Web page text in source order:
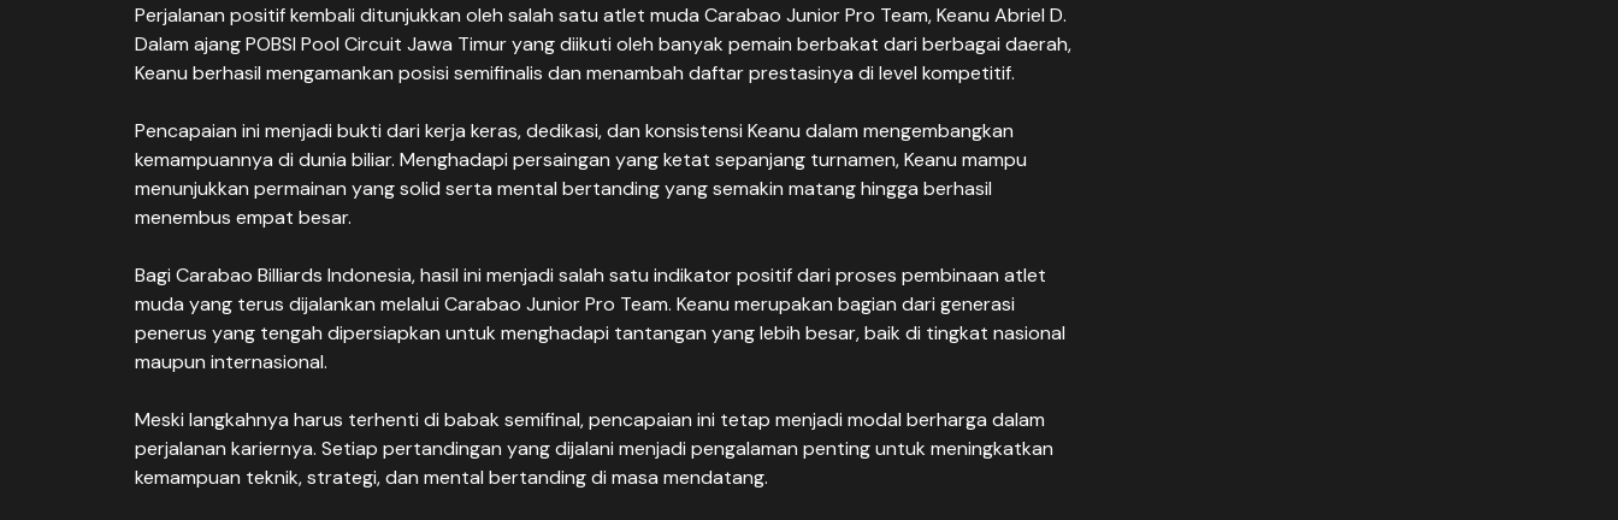
Perjalanan positif kembali ditunjukkan oleh salah satu atlet muda Carabao Junior Pro Team, Keanu Abriel D.
Dalam ajang POBSI Pool Circuit Jawa Timur yang diikuti oleh banyak pemain berbakat dari berbagai daerah,
Keanu berhasil mengamankan posisi semifinalis dan menambah daftar prestasinya di level kompetitif.
Pencapaian ini menjadi bukti dari kerja keras, dedikasi, dan konsistensi Keanu dalam mengembangkan
kemampuannya di dunia biliar. Menghadapi persaingan yang ketat sepanjang turnamen, Keanu mampu
menunjukkan permainan yang solid serta mental bertanding yang semakin matang hingga berhasil
menembus empat besar.
Bagi Carabao Billiards Indonesia, hasil ini menjadi salah satu indikator positif dari proses pembinaan atlet
muda yang terus dijalankan melalui Carabao Junior Pro Team. Keanu merupakan bagian dari generasi
penerus yang tengah dipersiapkan untuk menghadapi tantangan yang lebih besar, baik di tingkat nasional
maupun internasional.
Meski langkahnya harus terhenti di babak semifinal, pencapaian ini tetap menjadi modal berharga dalam
perjalanan kariernya. Setiap pertandingan yang dijalani menjadi pengalaman penting untuk meningkatkan
kemampuan teknik, strategi, dan mental bertanding di masa mendatang.